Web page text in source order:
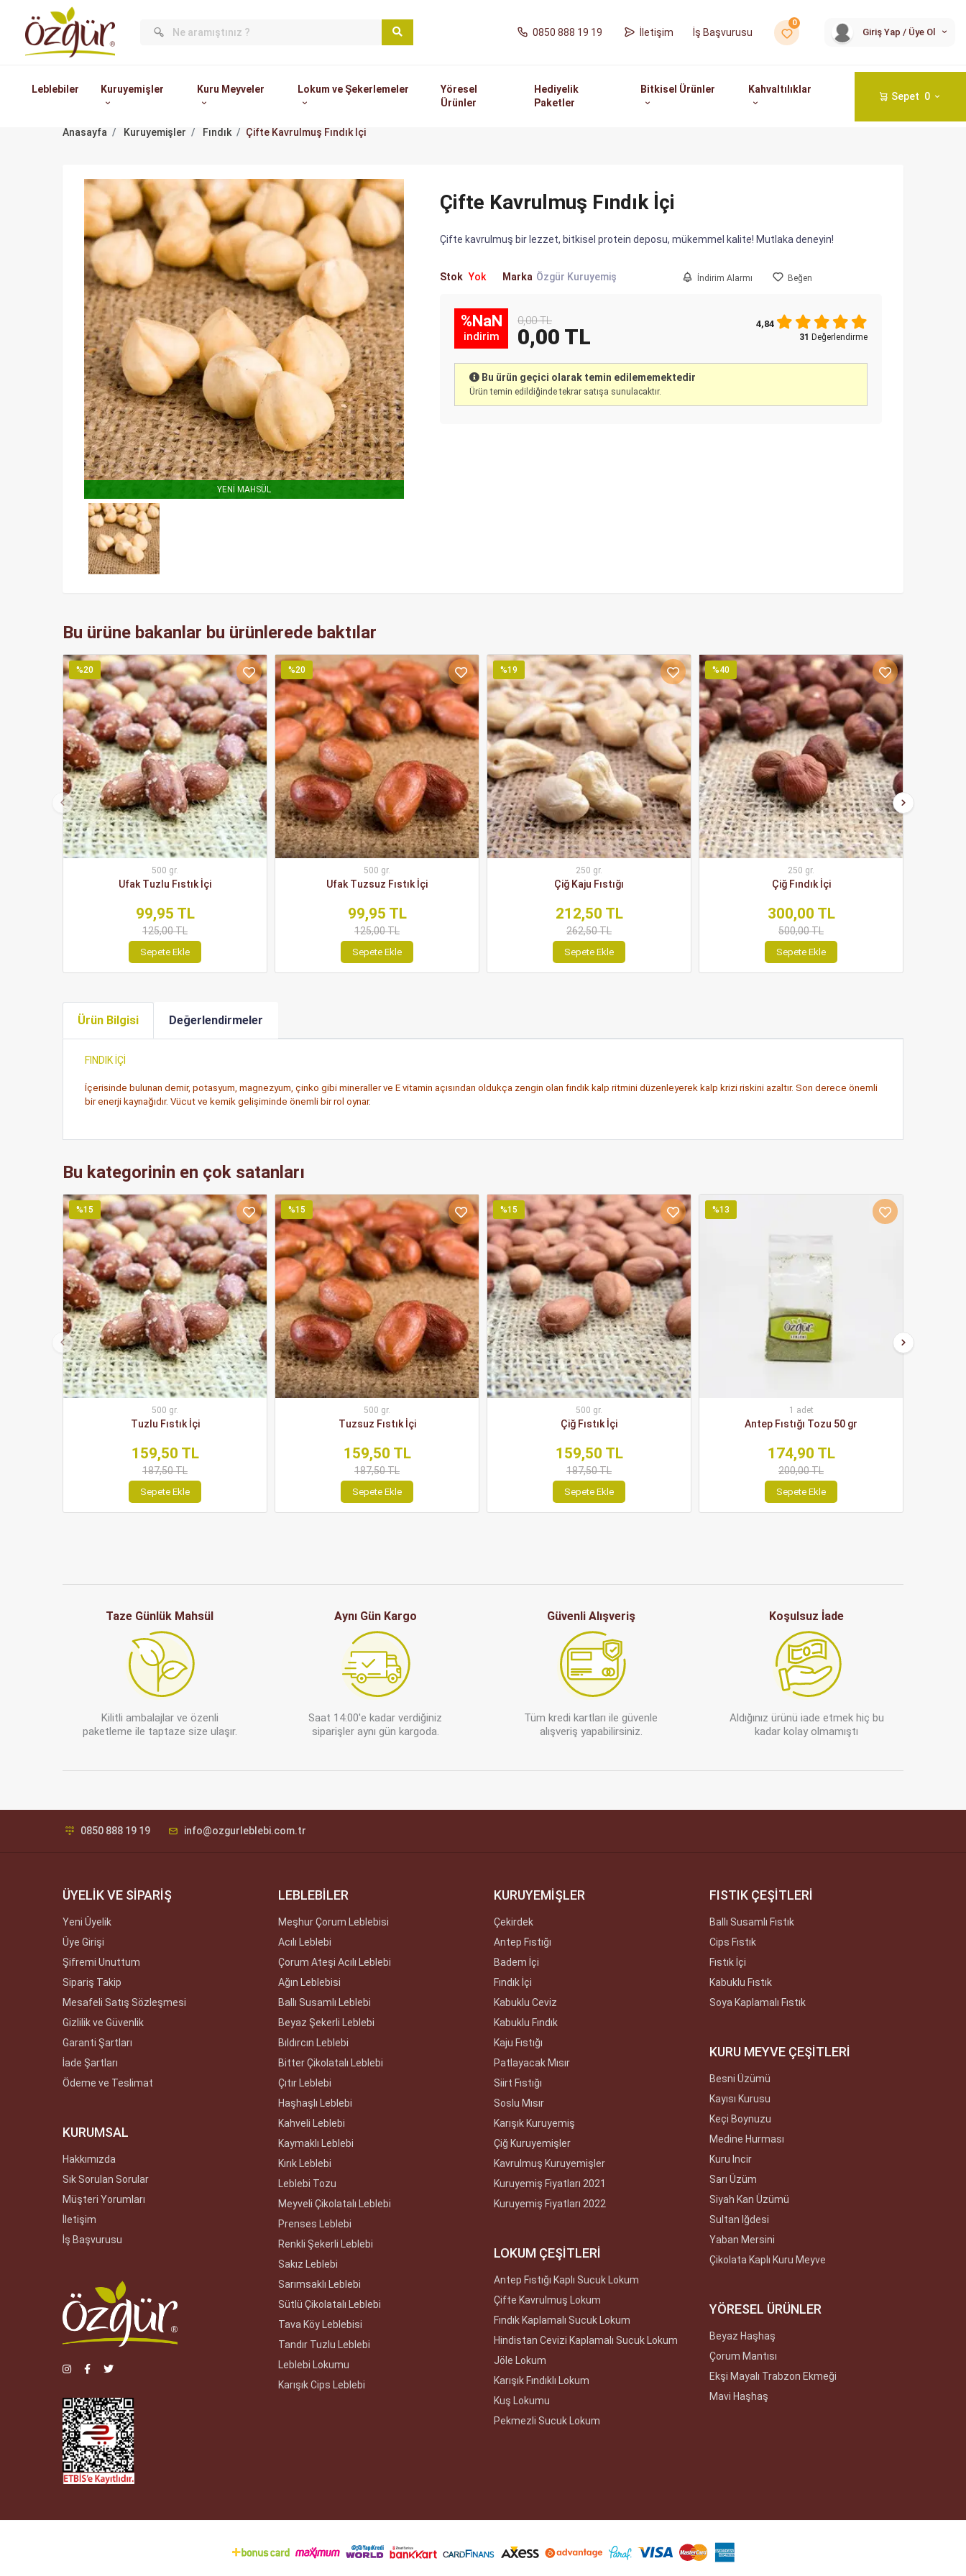
0850 888 19 19 İletişim İş Başvurusu
0
Giriş Yap / Üye Ol
Leblebiler Kuruyemişler Kuru Meyveler Lokum ve Şekerlemeler
Yöresel
Ürünler
Hediyelik
Paketler
Bitkisel Ürünler Kahvaltılıklar
Sepet 0
Anasayfa Kuruyemişler Fındık Çifte Kavrulmuş Fındık İçi
YENİ MAHSÜL
Çifte Kavrulmuş Fındık İçi
Çifte kavrulmuş bir lezzet, bitkisel protein deposu, mükemmel kalite! Mutlaka deneyin!
Stok Yok Marka Özgür Kuruyemiş İndirim Alarmı Beğen
%NaN
indirim
0,00 TL
0,00 TL 4,84
31 Değerlendirme
Bu ürün geçici olarak temin edilememektedir
Ürün temin edildiğinde tekrar satışa sunulacaktır.
Bu ürüne bakanlar bu ürünlerede baktılar
%20
500 gr.
Ufak Tuzlu Fıstık İçi
99,95 TL
125,00 TL
Sepete Ekle
%20
500 gr.
Ufak Tuzsuz Fıstık İçi
99,95 TL
125,00 TL
Sepete Ekle
%19
250 gr.
Çiğ Kaju Fıstığı
212,50 TL
262,50 TL
Sepete Ekle
%40
250 gr.
Çiğ Fındık İçi
300,00 TL
500,00 TL
Sepete Ekle
Ürün Bilgisi Değerlendirmeler
FINDIK İÇİ
İçerisinde bulunan demir, potasyum, magnezyum, çinko gibi mineraller ve E vitamin açısından oldukça zengin olan fındık kalp ritmini düzenleyerek kalp krizi riskini azaltır. Son derece önemli
bir enerji kaynağıdır. Vücut ve kemik gelişiminde önemli bir rol oynar.
Bu kategorinin en çok satanları
%15
500 gr.
Tuzlu Fıstık İçi
159,50 TL
187,50 TL
Sepete Ekle
%15
500 gr.
Tuzsuz Fıstık İçi
159,50 TL
187,50 TL
Sepete Ekle
%15
500 gr.
Çiğ Fıstık İçi
159,50 TL
187,50 TL
Sepete Ekle
%13
1 adet
Antep Fıstığı Tozu 50 gr
174,90 TL
200,00 TL
Sepete Ekle
Taze Günlük Mahsül
Kilitli ambalajlar ve özenli
paketleme ile taptaze size ulaşır.
Aynı Gün Kargo
Saat 14:00'e kadar verdiğiniz
siparişler aynı gün kargoda.
Güvenli Alışveriş
Tüm kredi kartları ile güvenle
alışveriş yapabilirsiniz.
Koşulsuz İade
Aldığınız ürünü iade etmek hiç bu
kadar kolay olmamıştı
0850 888 19 19 info@ozgurleblebi.com.tr
ÜYELİK VE SİPARİŞ
Yeni Üyelik
Üye Girişi
Şifremi Unuttum
Sipariş Takip
Mesafeli Satış Sözleşmesi
Gizlilik ve Güvenlik
Garanti Şartları
İade Şartları
Ödeme ve Teslimat
KURUMSAL
Hakkımızda
Sık Sorulan Sorular
Müşteri Yorumları
İletişim
İş Başvurusu
LEBLEBİLER
Meşhur Çorum Leblebisi
Acılı Leblebi
Çorum Ateşi Acılı Leblebi
Ağın Leblebisi
Ballı Susamlı Leblebi
Beyaz Şekerli Leblebi
Bıldırcın Leblebi
Bitter Çikolatalı Leblebi
Çıtır Leblebi
Haşhaşlı Leblebi
Kahveli Leblebi
Kaymaklı Leblebi
Kırık Leblebi
Leblebi Tozu
Meyveli Çikolatalı Leblebi
Prenses Leblebi
Renkli Şekerli Leblebi
Sakız Leblebi
Sarımsaklı Leblebi
Sütlü Çikolatalı Leblebi
Tava Köy Leblebisi
Tandır Tuzlu Leblebi
Leblebi Lokumu
Karışık Cips Leblebi
KURUYEMİŞLER
Çekirdek
Antep Fıstığı
Badem İçi
Fındık İçi
Kabuklu Ceviz
Kabuklu Fındık
Kaju Fıstığı
Patlayacak Mısır
Siirt Fıstığı
Soslu Mısır
Karışık Kuruyemiş
Çiğ Kuruyemişler
Kavrulmuş Kuruyemişler
Kuruyemiş Fiyatları 2021
Kuruyemiş Fiyatları 2022
LOKUM ÇEŞİTLERİ
Antep Fıstığı Kaplı Sucuk Lokum
Çifte Kavrulmuş Lokum
Fındık Kaplamalı Sucuk Lokum
Hindistan Cevizi Kaplamalı Sucuk Lokum
Jöle Lokum
Karışık Fındıklı Lokum
Kuş Lokumu
Pekmezli Sucuk Lokum
FISTIK ÇEŞİTLERİ
Ballı Susamlı Fıstık
Cips Fıstık
Fıstık İçi
Kabuklu Fıstık
Soya Kaplamalı Fıstık
KURU MEYVE ÇEŞİTLERİ
Besni Üzümü
Kayısı Kurusu
Keçi Boynuzu
Medine Hurması
Kuru Incir
Sarı Üzüm
Siyah Kan Üzümü
Sultan Iğdesi
Yaban Mersini
Çikolata Kaplı Kuru Meyve
YÖRESEL ÜRÜNLER
Beyaz Haşhaş
Çorum Mantısı
Ekşi Mayalı Trabzon Ekmeği
Mavi Haşhaş